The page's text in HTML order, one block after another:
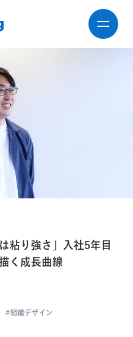
粘り強さ」入社5年目
く成長曲線
組織デザイン